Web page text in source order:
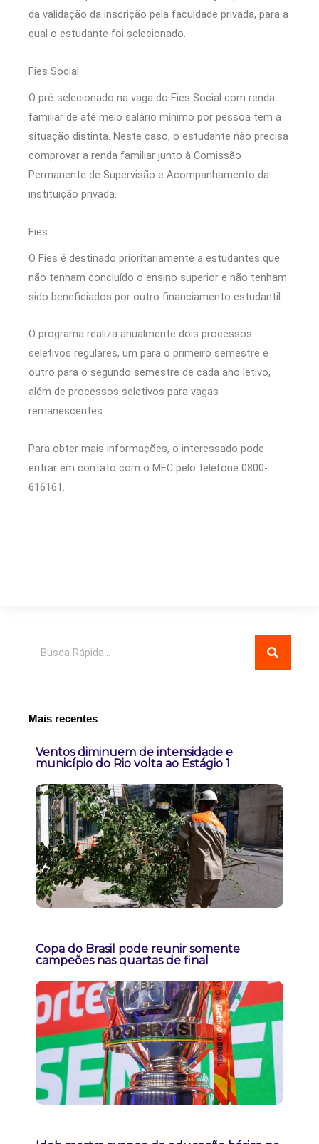
da validação da inscrição pela faculdade privada, para a
qual o estudante foi selecionado.
Fies Social
O pré-selecionado na vaga do Fies Social com renda
familiar de até meio salário mínimo por pessoa tem a
situação distinta. Neste caso, o estudante não precisa
comprovar a renda familiar junto à Comissão
Permanente de Supervisão e Acompanhamento da
instituição privada.
Fies
O Fies é destinado prioritariamente a estudantes que
não tenham concluído o ensino superior e não tenham
sido beneficiados por outro financiamento estudantil.
O programa realiza anualmente dois processos
seletivos regulares, um para o primeiro semestre e
outro para o segundo semestre de cada ano letivo,
além de processos seletivos para vagas
remanescentes.
Para obter mais informações, o interessado pode
entrar em contato com o MEC pelo telefone 0800-
616161.
Mais recentes
Ventos diminuem de intensidade e
município do Rio volta ao Estágio 1
Copa do Brasil pode reunir somente
campeões nas quartas de final